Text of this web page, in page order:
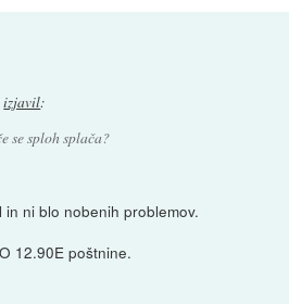
izjavil:
se sploh splača?
ni blo nobenih problemov.
12.90E poštnine.